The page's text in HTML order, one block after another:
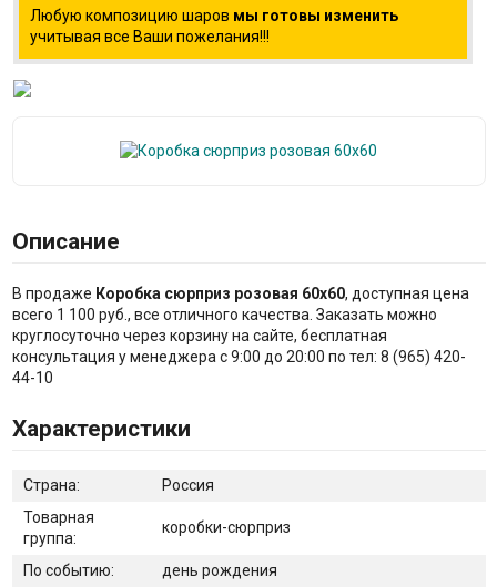
Любую композицию шаров мы готовы изменить
учитывая все Ваши пожелания!!!
Описание
В продаже Коробка сюрприз розовая 60х60, доступная цена
всего 1 100 руб., все отличного качества. Заказать можно
круглосуточно через корзину на сайте, бесплатная
консультация у менеджера с 9:00 до 20:00 по тел: 8 (965) 420-
44-10
Характеристики
Страна:
Россия
Товарная
группа:
коробки-сюрприз
По событию:
день рождения